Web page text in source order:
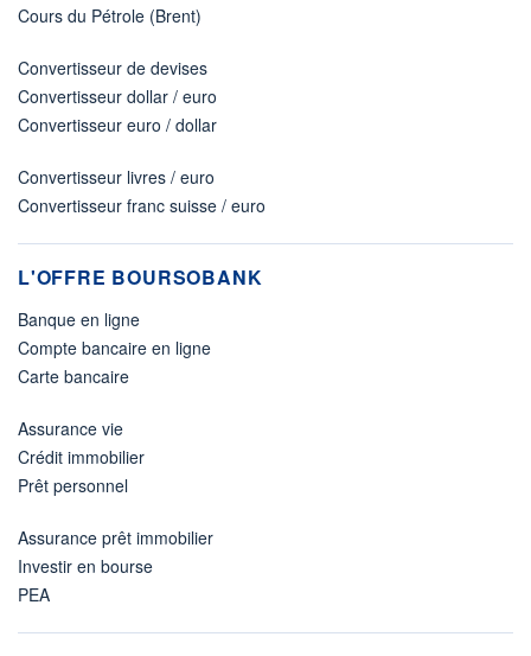
Cours du Pétrole (Brent)
Convertisseur de devises
Convertisseur dollar / euro
Convertisseur euro / dollar
Convertisseur livres / euro
Convertisseur franc suisse / euro
L'OFFRE BOURSOBANK
Banque en ligne
Compte bancaire en ligne
Carte bancaire
Assurance vie
Crédit immobilier
Prêt personnel
Assurance prêt immobilier
Investir en bourse
PEA